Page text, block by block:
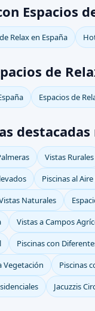
Espacios
Relax en España
de
Espacios de
Vistas Rurales
Piscinas al
Naturales
Vistas a Campos
Piscinas con
Vegetación
Piscinas
Jacuzzis